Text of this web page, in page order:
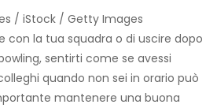
/ iStock / Getty Images
con la tua squadra o di uscire dopo
sentirti come se avessi
quando non sei in orario può
mantenere una buona